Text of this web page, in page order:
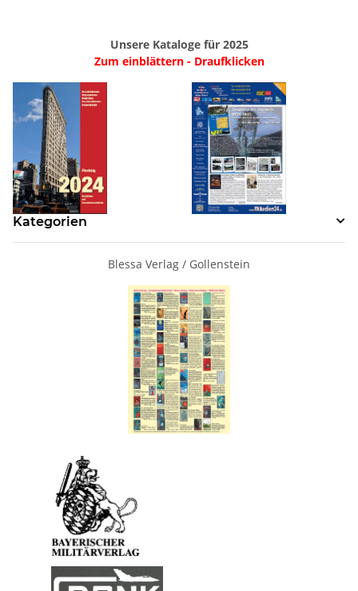
Unsere Kataloge für 2025
Zum einblättern - Draufklicken
Kategorien
Blessa Verlag / Gollenstein